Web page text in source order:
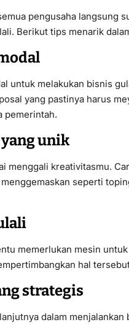
pengusaha langsung
Berikut tips menarik
untuk melakukan bisnis
yang pastinya harus
pemerintah.
unik
menggali kreativitasmu.
seperti
memerlukan mesin
hal
strategis
dalam